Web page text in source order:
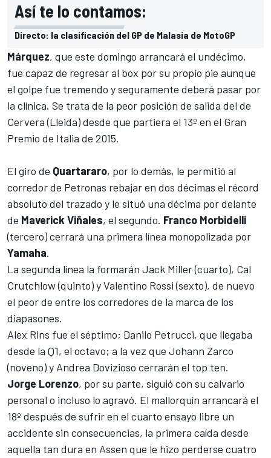
Así te lo contamos:
Directo: la clasificación del GP de Malasia de MotoGP
Márquez, que este domingo arrancará el undécimo,
fue capaz de regresar al box por su propio pie aunque
el golpe fue tremendo y seguramente deberá pasar por
la clínica. Se trata de la peor posición de salida del de
Cervera (Lleida) desde que partiera el 13º en el Gran
Premio de Italia de 2015.
El giro de Quartararo, por lo demás, le permitió al
corredor de Petronas rebajar en dos décimas el récord
absoluto del trazado y le situó una décima por delante
de Maverick Viñales, el segundo. Franco Morbidelli
(tercero) cerrará una primera línea monopolizada por
Yamaha.
La segunda línea la formarán Jack Miller (cuarto), Cal
Crutchlow (quinto) y Valentino Rossi (sexto), de nuevo
el peor de entre los corredores de la marca de los
diapasones.
Alex Rins fue el séptimo; Danilo Petrucci, que llegaba
desde la Q1, el octavo; a la vez que Johann Zarco
(noveno) y Andrea Dovizioso cerrarán el top ten.
Jorge Lorenzo, por su parte, siguió con su calvario
personal o incluso lo agravó. El mallorquín arrancará el
18º después de sufrir en el cuarto ensayo libre un
accidente sin consecuencias, la primera caída desde
aquella tan dura en Assen que le hizo perderse cuatro